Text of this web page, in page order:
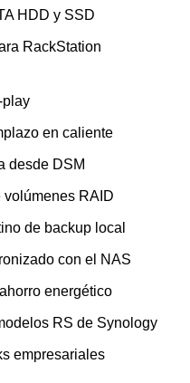
HDD y SSD
RackStation
play
en caliente
desde DSM
volúmenes RAID
de backup local
con el NAS
energético
RS de Synology
empresariales